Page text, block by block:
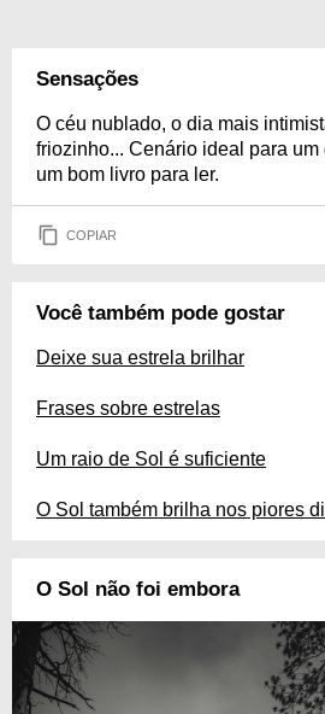
Sensações
O céu nublado, o dia mais
friozinho... Cenário ideal para
um bom livro para ler.
COPIAR
Você também pode gostar
Deixe sua estrela brilhar
Frases sobre estrelas
Um raio de Sol é suficiente
O Sol também brilha nos piores
O Sol não foi embora